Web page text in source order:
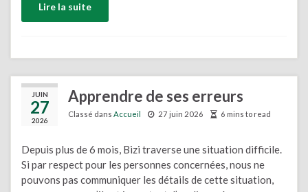
Lire la suite
JUIN
27
2026
Apprendre de ses erreurs
Classé dans Accueil 27 juin 2026 6 mins to read
Depuis plus de 6 mois, Bizi traverse une situation difficile.
Si par respect pour les personnes concernées, nous ne
pouvons pas communiquer les détails de cette situation,